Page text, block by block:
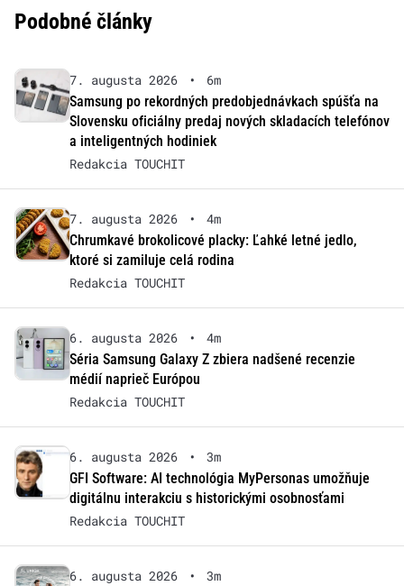
Podobné články
7. augusta 2026 •
6m
Samsung po rekordných predobjednávkach spúšťa na
Slovensku oficiálny predaj nových skladacích telefónov
a inteligentných hodiniek
Redakcia TOUCHIT
7. augusta 2026 •
4m
Chrumkavé brokolicové placky: Ľahké letné jedlo,
ktoré si zamiluje celá rodina
Redakcia TOUCHIT
6. augusta 2026 •
4m
Séria Samsung Galaxy Z zbiera nadšené recenzie
médií naprieč Európou
Redakcia TOUCHIT
6. augusta 2026 •
3m
GFI Software: AI technológia MyPersonas umožňuje
digitálnu interakciu s historickými osobnosťami
Redakcia TOUCHIT
6. augusta 2026 •
3m